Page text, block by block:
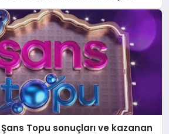
ekranı) || Milli Piyango Online
sonuçları açıklandı! İşte Sayısal
numaralar listesi…
Topu sonuçları ve kazanan